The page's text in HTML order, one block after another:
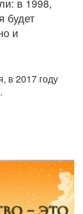
в 1998,
будет
и
в 2017 году